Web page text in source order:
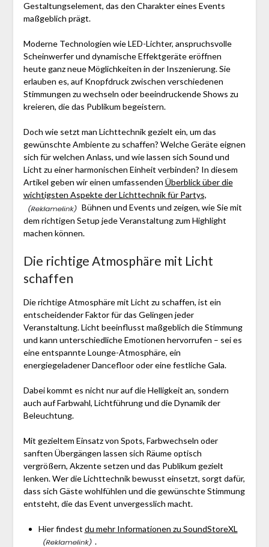
Gestaltungselement, das den Charakter eines Events
maßgeblich prägt.
Moderne Technologien wie LED-Lichter, anspruchsvolle
Scheinwerfer und dynamische Effektgeräte eröffnen
heute ganz neue Möglichkeiten in der Inszenierung. Sie
erlauben es, auf Knopfdruck zwischen verschiedenen
Stimmungen zu wechseln oder beeindruckende Shows zu
kreieren, die das Publikum begeistern.
Doch wie setzt man Lichttechnik gezielt ein, um das
gewünschte Ambiente zu schaffen? Welche Geräte eignen
sich für welchen Anlass, und wie lassen sich Sound und
Licht zu einer harmonischen Einheit verbinden? In diesem
Artikel geben wir einen umfassenden Überblick über die
wichtigsten Aspekte der Lichttechnik für Partys,
Bühnen und Events und zeigen, wie Sie mit
dem richtigen Setup jede Veranstaltung zum Highlight
machen können.
Die richtige Atmosphäre mit Licht
schaffen
Die richtige Atmosphäre mit Licht zu schaffen, ist ein
entscheidender Faktor für das Gelingen jeder
Veranstaltung. Licht beeinflusst maßgeblich die Stimmung
und kann unterschiedliche Emotionen hervorrufen – sei es
eine entspannte Lounge-Atmosphäre, ein
energiegeladener Dancefloor oder eine festliche Gala.
Dabei kommt es nicht nur auf die Helligkeit an, sondern
auch auf Farbwahl, Lichtführung und die Dynamik der
Beleuchtung.
Mit gezieltem Einsatz von Spots, Farbwechseln oder
sanften Übergängen lassen sich Räume optisch
vergrößern, Akzente setzen und das Publikum gezielt
lenken. Wer die Lichttechnik bewusst einsetzt, sorgt dafür,
dass sich Gäste wohlfühlen und die gewünschte Stimmung
entsteht, die das Event unvergesslich macht.
Hier findest du mehr Informationen zu SoundStoreXL
.